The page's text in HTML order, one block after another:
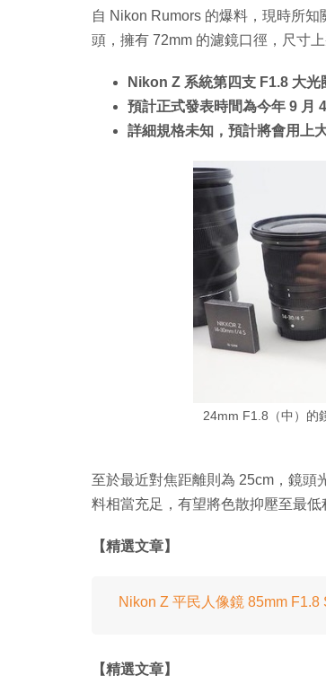
自 Nikon Rumors 的爆料，現時所
頭，擁有 72mm 的濾鏡口徑，尺寸
Nikon Z 系統第四支 F1.8 大光
預計正式發表時間為今年 9 月
詳細規格未知，預計將會用上
24mm F1.8（中）的
至於最近對焦距離則為 25cm，鏡頭
料相當充足，有望將色散抑壓至最低
【精選文章】
Nikon Z 平民人像鏡 85mm
【精選文章】